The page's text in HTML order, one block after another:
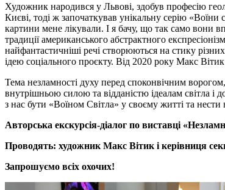
Художник народився у Львові, здобув професію
Києві, тоді ж започаткував унікальну серію
картини мене лікували. І я бачу, що так само вони
традиції американського абстрактного
найфантастичніші речі створюються на стику
ідею соціального проєкту. Від 2020 року Макс
Тема незламності духу перед споконвічним
внутрішньою силою та відданістю ідеалам світла і
з нас бути «Воїном Світла» у своєму житті та
Авторська екскурсія-діалог по виставці
Проводять: художник Макс Вітик і керівниця
Запрошуємо всіх охочих!